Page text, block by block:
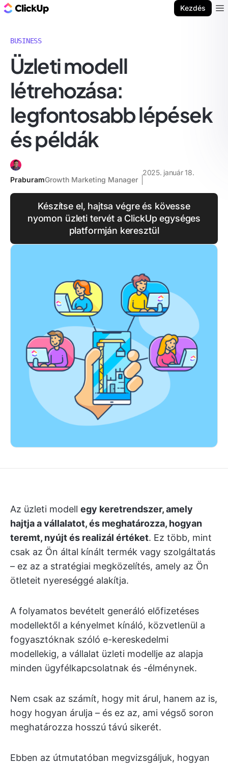
Kezdés
BUSINESS
Üzleti modell
létrehozása:
legfontosabb lépések
és példák
PraburamGrowth Marketing Manager
2025. január 18.
Készítse el, hajtsa végre és kövesse
nyomon üzleti tervét a ClickUp egységes
platformján keresztül
Az üzleti modell egy keretrendszer, amely
hajtja a vállalatot, és meghatározza, hogyan
teremt, nyújt és realizál értéket. Ez több, mint
csak az Ön által kínált termék vagy szolgáltatás
– ez az a stratégiai megközelítés, amely az Ön
ötleteit nyereséggé alakítja.
A folyamatos bevételt generáló előfizetéses
modellektől a kényelmet kínáló, közvetlenül a
fogyasztóknak szóló e-kereskedelmi
modellekig, a vállalat üzleti modellje az alapja
minden ügyfélkapcsolatnak és -élménynek.
Nem csak az számít, hogy mit árul, hanem az is,
hogy hogyan árulja – és ez az, ami végső soron
meghatározza hosszú távú sikerét.
Ebben az útmutatóban megvizsgáljuk, hogyan